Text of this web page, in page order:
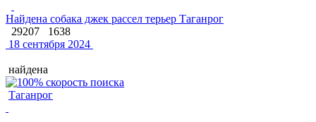
Найдена собака джек рассел терьер Таганрог
29207
1638
18 сентября 2024
найдена
Таганрог